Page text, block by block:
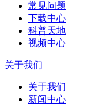
常见问题
下载中心
科普天地
视频中心
关于我们
关于我们
新闻中心